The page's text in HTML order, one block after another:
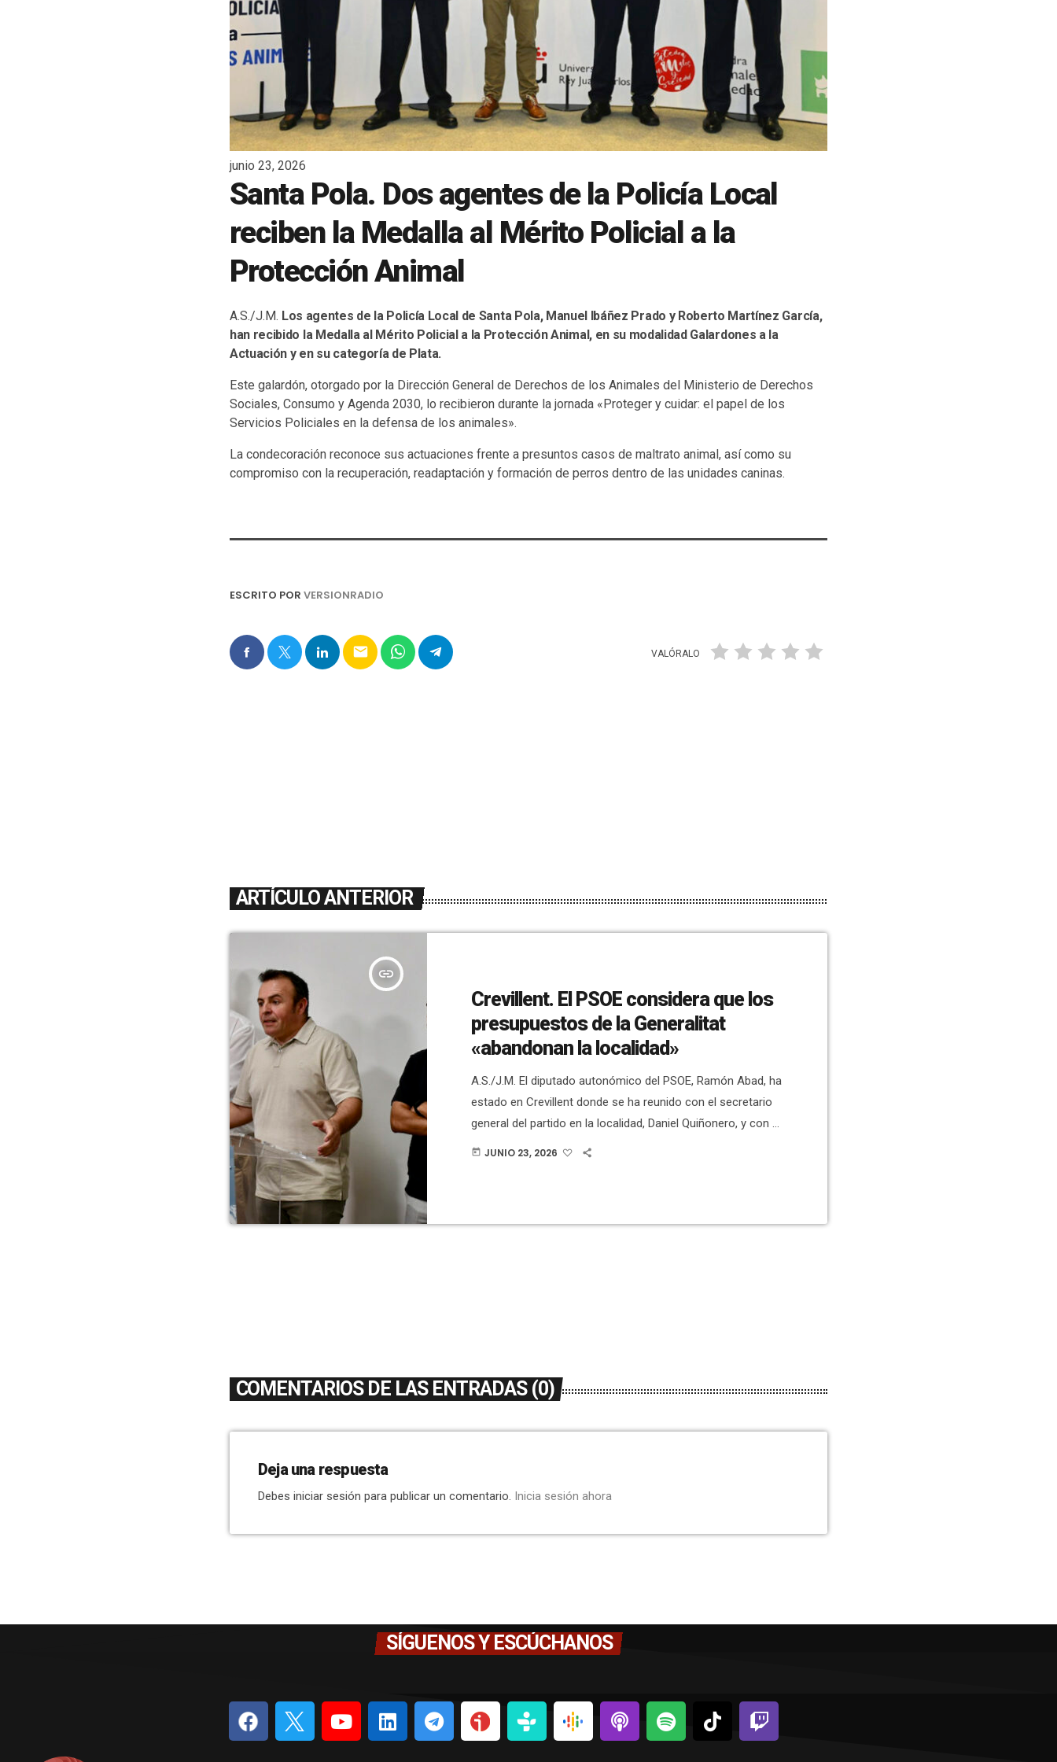
junio 23, 2026
Santa Pola. Dos agentes de la Policía Local
reciben la Medalla al Mérito Policial a la
Protección Animal
A.S./J.M. Los agentes de la Policía Local de Santa Pola, Manuel Ibáñez Prado y Roberto Martínez García,
han recibido la Medalla al Mérito Policial a la Protección Animal, en su modalidad Galardones a la
Actuación y en su categoría de Plata.
Este galardón, otorgado por la Dirección General de Derechos de los Animales del Ministerio de Derechos
Sociales, Consumo y Agenda 2030, lo recibieron durante la jornada «Proteger y cuidar: el papel de los
Servicios Policiales en la defensa de los animales».
La condecoración reconoce sus actuaciones frente a presuntos casos de maltrato animal, así como su
compromiso con la recuperación, readaptación y formación de perros dentro de las unidades caninas.
ESCRITO POR VERSIONRADIO
email VALÓRALO
ARTÍCULO ANTERIOR
insert_link
Crevillent. El PSOE considera que los
presupuestos de la Generalitat
«abandonan la localidad»
A.S./J.M. El diputado autonómico del PSOE, Ramón Abad, ha
estado en Crevillent donde se ha reunido con el secretario
general del partido en la localidad, Daniel Quiñonero, y con el
portavoz municipal, Manuel Penalva. Han analizado los
un 53% respecto al año anterior. El […]
today JUNIO 23, 2026
COMENTARIOS DE LAS ENTRADAS (0)
Deja una respuesta
Debes iniciar sesión para publicar un comentario. Inicia sesión ahora
SÍGUENOS Y ESCÚCHANOS